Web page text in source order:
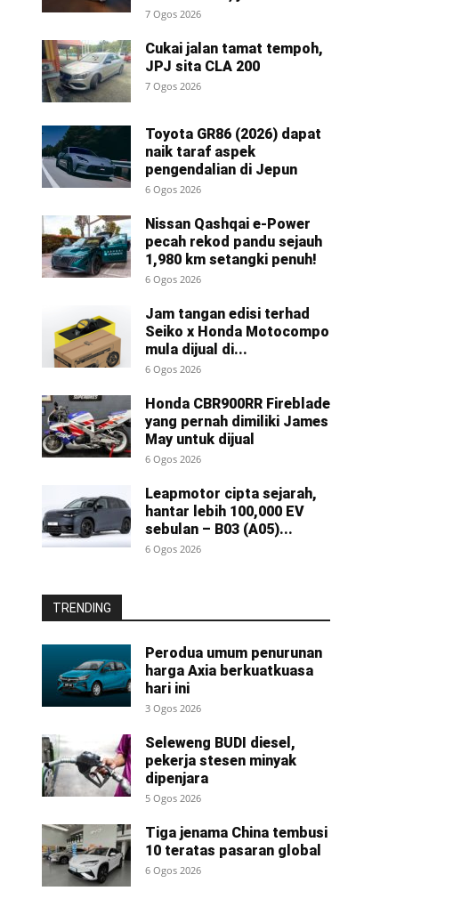
7 Ogos 2026
Cukai jalan tamat tempoh,
JPJ sita CLA 200
7 Ogos 2026
Toyota GR86 (2026) dapat
naik taraf aspek
pengendalian di Jepun
6 Ogos 2026
Nissan Qashqai e-Power
pecah rekod pandu sejauh
1,980 km setangki penuh!
6 Ogos 2026
Jam tangan edisi terhad
Seiko x Honda Motocompo
mula dijual di...
6 Ogos 2026
Honda CBR900RR Fireblade
yang pernah dimiliki James
May untuk dijual
6 Ogos 2026
Leapmotor cipta sejarah,
hantar lebih 100,000 EV
sebulan – B03 (A05)...
6 Ogos 2026
TRENDING
Perodua umum penurunan
harga Axia berkuatkuasa
hari ini
3 Ogos 2026
Seleweng BUDI diesel,
pekerja stesen minyak
dipenjara
5 Ogos 2026
Tiga jenama China tembusi
10 teratas pasaran global
6 Ogos 2026